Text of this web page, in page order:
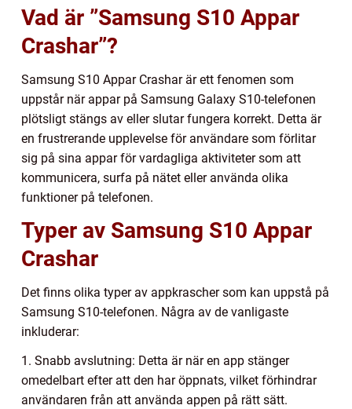
Vad är ”Samsung S10 Appar
Crashar”?
Samsung S10 Appar Crashar är ett fenomen som
uppstår när appar på Samsung Galaxy S10-telefonen
plötsligt stängs av eller slutar fungera korrekt. Detta är
en frustrerande upplevelse för användare som förlitar
sig på sina appar för vardagliga aktiviteter som att
kommunicera, surfa på nätet eller använda olika
funktioner på telefonen.
Typer av Samsung S10 Appar
Crashar
Det finns olika typer av appkrascher som kan uppstå på
Samsung S10-telefonen. Några av de vanligaste
inkluderar:
1. Snabb avslutning: Detta är när en app stänger
omedelbart efter att den har öppnats, vilket förhindrar
användaren från att använda appen på rätt sätt.